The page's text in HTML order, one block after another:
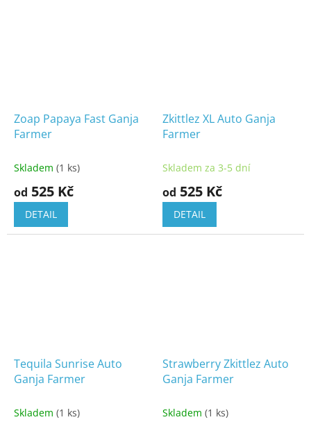
Zoap Papaya Fast Ganja
Farmer
Skladem (1 ks)
od 525 Kč
DETAIL
Zkittlez XL Auto Ganja
Farmer
Skladem za 3-5 dní
od 525 Kč
DETAIL
Tequila Sunrise Auto
Ganja Farmer
Skladem (1 ks)
Strawberry Zkittlez Auto
Ganja Farmer
Skladem (1 ks)